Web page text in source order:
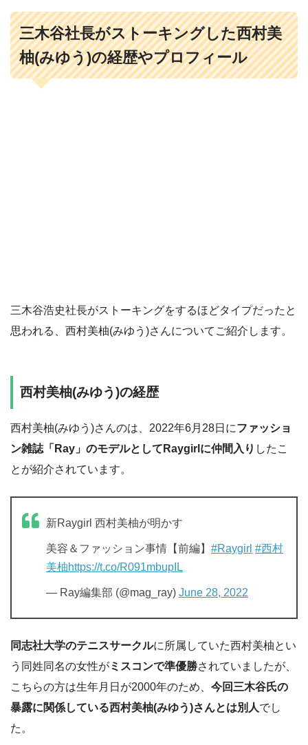
三木谷社長がストーキングした西村美
柚(みゆう)の経歴やプロフィール
三木谷浩史社長がストーキングをするほどタイプだったと
思われる、西村美柚(みゆう)さんについてご紹介します。
西村美柚(みゆう)の経歴
西村美柚(みゆう)さんのは、2022年6月28日にファッショ
ン雑誌「Ray」のモデルとしてRaygirlに仲間入り したこ
とが紹介されています。
新Raygirl 西村美柚が明かす
美容＆ファッション事情【前編】 #Raygirl #西村
美柚https://t.co/R091mbupIL
— Ray編集部 (@mag_ray) June 28, 2022
同志社大学のテニスサークルに所属していた西村美柚とい
う同姓同名の女性がミスコンで準優勝されていましたが、
こちらの方は生年月日が2000年のため、 今回三木谷氏の
暴露に関係している西村美柚(みゆう)さんとは別人でし
た。